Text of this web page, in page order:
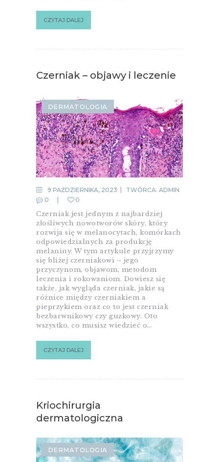
CZYTAJ DALEJ
Czerniak – objawy i leczenie
DERMATOLOGIA
9 PAŹDZIERNIKA, 2023 TWÓRCA: ADMIN
0
0
Czerniak jest jednym z najbardziej
złośliwych nowotworów skóry, który
rozwija się w melanocytach, komórkach
odpowiedzialnych za produkcję
melaniny. W tym artykule przyjrzymy
się bliżej czerniakowi – jego
przyczynom, objawom, metodom
leczenia i rokowaniom. Dowiesz się
także, jak wygląda czerniak, jakie są
różnice między czerniakiem a
pieprzykiem oraz co to jest czerniak
bezbarwnikowy czy guzkowy. Oto
wszystko, co musisz wiedzieć o…
CZYTAJ DALEJ
Kriochirurgia
dermatologiczna
DERMATOLOGIA